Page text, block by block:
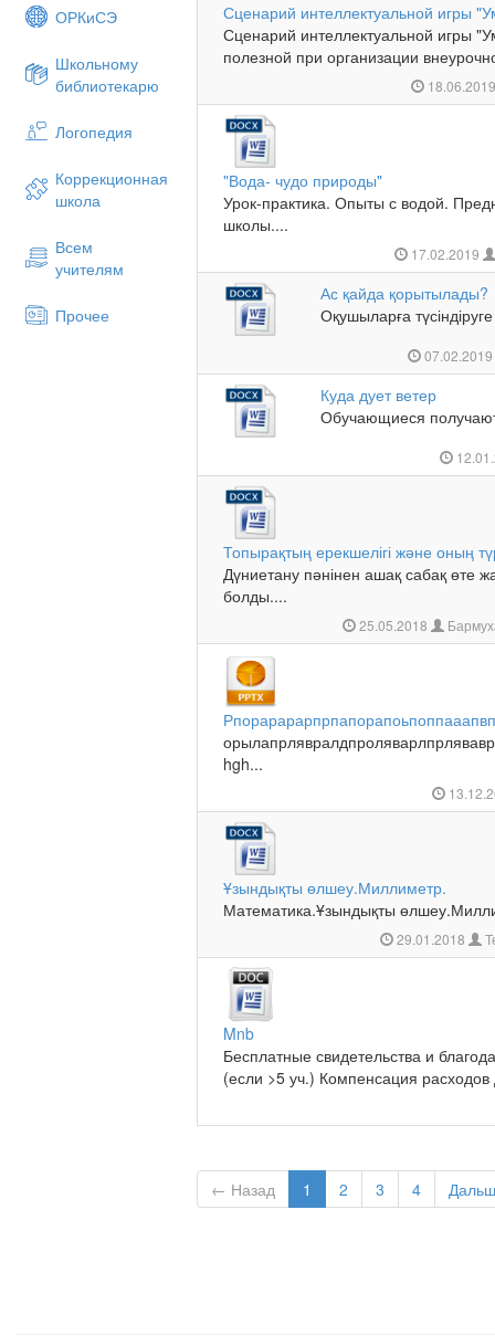
ОРКиСЭ
Школьному
библиотекарю
Логопедия
Коррекционная
школа
Всем
учителям
Прочее
Сценарий интеллектуальной игры
Сценарий интеллектуальной игры
полезной при организации
"Вода- чудо природы"
Урок-практика. Опыты с водой.
школы....
17.02.2019
Ас қайда қорытылады?
Оқушыларға
Куда дует ветер
Обучающиеся
Топырақтың ерекшелігі және оның
Дүниетану пәнінен ашақ сабақ өте
болды....
25.05.2018
hgh...
Ұзындықты өлшеу.Миллиметр.
Математика.Ұзындықты
29.01.2018
Mnb
Бесплатные свидетельства и
(если >5 уч.) Компенсация
← Назад 1 2 3 4